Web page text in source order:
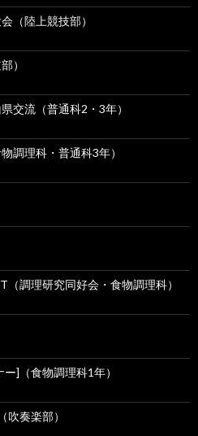
（陸上競技部）
）
交流（普通科2・3年）
調理科・普通科3年）
（調理研究同好会・食物調理科）
]（食物調理科1年）
奏楽部）